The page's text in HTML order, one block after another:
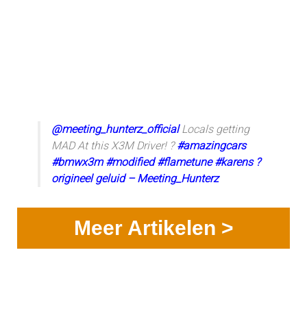
@meeting_hunterz_officialLocals getting
MAD At this X3M Driver! ?#amazingcars
#bmwx3m #modified #flametune #karens ?
origineel geluid – Meeting_Hunterz
Meer Artikelen >